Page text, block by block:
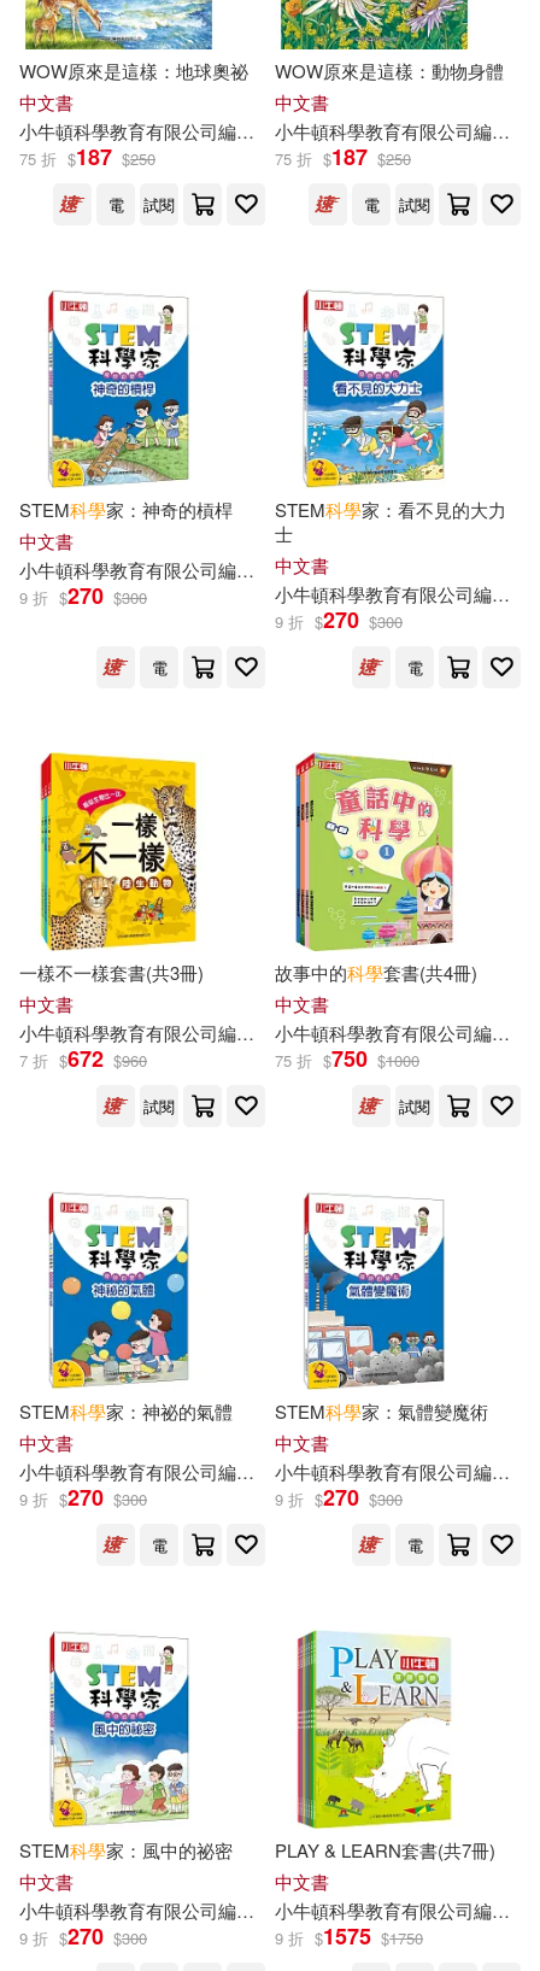
WOW原來是這樣：地球奧祕
中文書
小牛頓科學教育有限公司編輯 團隊 江正一
75 折 $187 $250
電
試閱
WOW原來是這樣：動物身體
中文書
小牛頓科學教育有限公司編輯
75 折 $187 $250
電
試閱
STEM科學家：神奇的槓桿
中文書
小牛頓科學教育有限公司編輯 團隊 藍色夢境動漫工作室
9 折 $270 $300
電
STEM科學家：看不見的大力
士
中文書
小牛頓科學教育有限公司編輯
9 折 $270 $300
電
一樣不一樣套書(共3冊)
中文書
小牛頓科學教育有限公司編輯 團隊 廖篤誠 江勻楷 蔣宜庭 藍色
7 折 $672 $960
試閱
故事中的科學套書(共4冊)
中文書
小牛頓科學教育有限公司編輯
75 折 $750 $1000
試閱
STEM科學家：神祕的氣體
中文書
小牛頓科學教育有限公司編輯 團隊 藍色夢境動漫工作室 邱崇杰
9 折 $270 $300
電
STEM科學家：氣體變魔術
中文書
小牛頓科學教育有限公司編輯
9 折 $270 $300
電
STEM科學家：風中的祕密
中文書
小牛頓科學教育有限公司編輯 團隊 藍色夢境動漫工作室 邱崇杰
9 折 $270 $300
PLAY & LEARN套書(共7冊)
中文書
小牛頓科學教育有限公司編輯
9 折 $1575 $1750